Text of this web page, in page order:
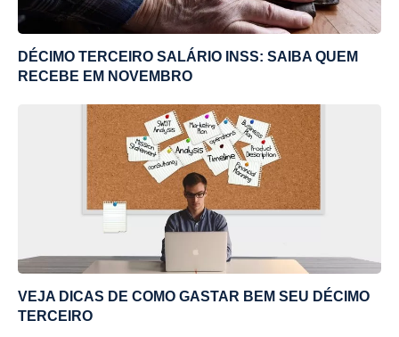
DÉCIMO TERCEIRO SALÁRIO INSS: SAIBA QUEM
RECEBE EM NOVEMBRO
VEJA DICAS DE COMO GASTAR BEM SEU DÉCIMO
TERCEIRO